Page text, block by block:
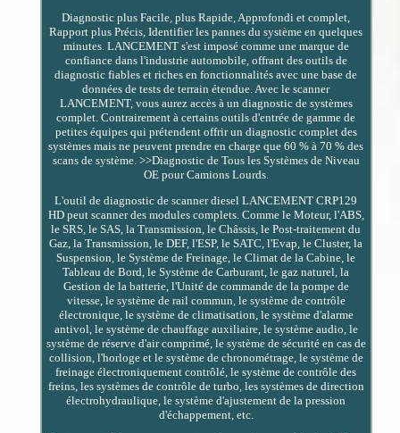
Diagnostic plus Facile, plus Rapide, Approfondi et complet,
Rapport plus Précis, Identifier les pannes du système en quelques
minutes. LANCEMENT s'est imposé comme une marque de
confiance dans l'industrie automobile, offrant des outils de
diagnostic fiables et riches en fonctionnalités avec une base de
données de tests de terrain étendue. Avec le scanner
LANCEMENT, vous aurez accès à un diagnostic de systèmes
complet. Contrairement à certains outils d'entrée de gamme de
petites équipes qui prétendent offrir un diagnostic complet des
systèmes mais ne peuvent prendre en charge que 60 % à 70 % des
scans de système. >>Diagnostic de Tous les Systèmes de Niveau
OE pour Camions Lourds.
L'outil de diagnostic de scanner diesel LANCEMENT CRP129
HD peut scanner des modules complets. Comme le Moteur, l'ABS,
le SRS, le SAS, la Transmission, le Châssis, le Post-traitement du
Gaz, la Transmission, le DEF, l'ESP, le SATC, l'Evap, le Cluster, la
Suspension, le Système de Freinage, le Climat de la Cabine, le
Tableau de Bord, le Système de Carburant, le gaz naturel, la
Gestion de la batterie, l'Unité de commande de la pompe de
vitesse, le système de rail commun, le système de contrôle
électronique, le système de climatisation, le système d'alarme
antivol, le système de chauffage auxiliaire, le système audio, le
système de réserve d'air comprimé, le système de sécurité en cas de
collision, l'horloge et le système de chronométrage, le système de
freinage électroniquement contrôlé, le système de contrôle des
freins, les systèmes de contrôle de turbo, les systèmes de direction
électrohydraulique, le système d'ajustement de la pression
d'échappement, etc.